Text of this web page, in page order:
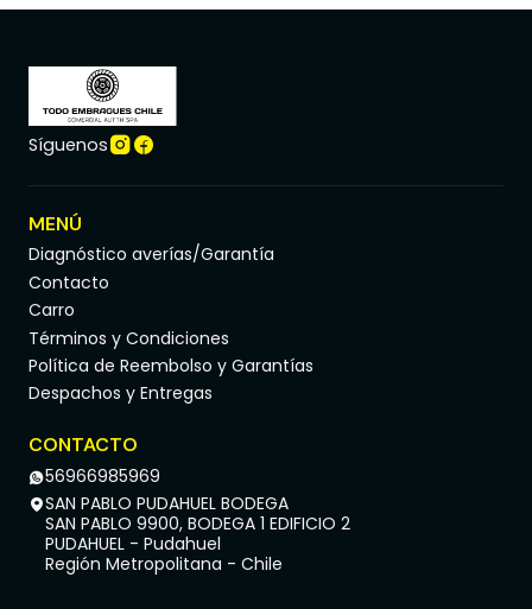
Síguenos
MENÚ
Diagnóstico averías/Garantía
Contacto
Carro
Términos y Condiciones
Política de Reembolso y Garantías
Despachos y Entregas
CONTACTO
56966985969
SAN PABLO PUDAHUEL BODEGA
SAN PABLO 9900, BODEGA 1 EDIFICIO 2
PUDAHUEL - Pudahuel
Región Metropolitana - Chile